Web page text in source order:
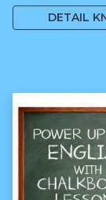
DETAIL